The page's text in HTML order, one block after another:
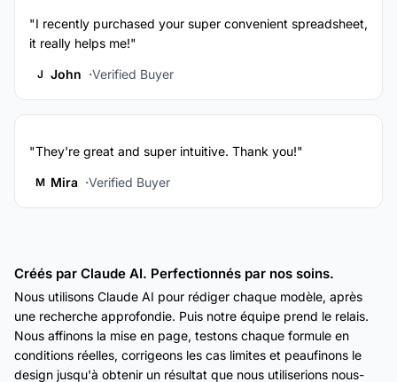
"I recently purchased your super convenient spreadsheet,
it really helps me!"
J John Verified Buyer
"They're great and super intuitive. Thank you!"
M Mira Verified Buyer
Créés par Claude AI. Perfectionnés par nos soins.
Nous utilisons Claude AI pour rédiger chaque modèle, après
une recherche approfondie. Puis notre équipe prend le relais.
Nous affinons la mise en page, testons chaque formule en
conditions réelles, corrigeons les cas limites et peaufinons le
design jusqu'à obtenir un résultat que nous utiliserions nous-